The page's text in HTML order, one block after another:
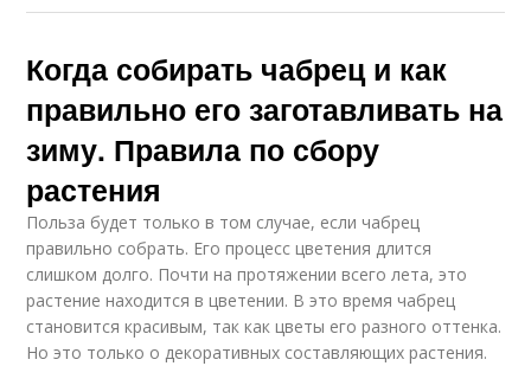
Когда собирать чабрец и как
правильно его заготавливать на
зиму. Правила по сбору
растения
Польза будет только в том случае, если чабрец
правильно собрать. Его процесс цветения длится
слишком долго. Почти на протяжении всего лета, это
растение находится в цветении. В это время чабрец
становится красивым, так как цветы его разного оттенка.
Но это только о декоративных составляющих растения.